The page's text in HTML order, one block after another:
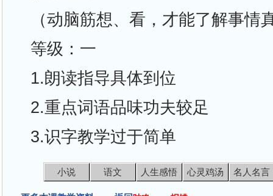
（动脑筋想、看，才能了解事情
等级：一
1.朗读指导具体到位
2.重点词语品味功夫较足
3.识字教学过于简单
小说 语文 人生感悟 心灵鸡汤 名人名言